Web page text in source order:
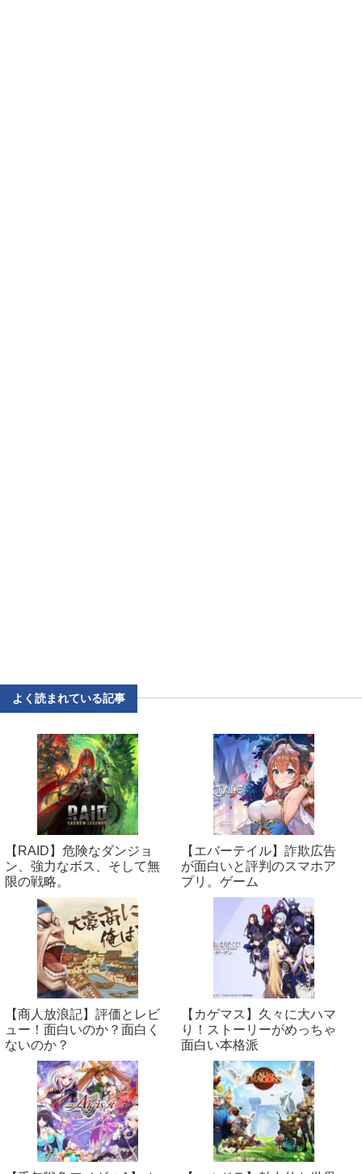
よく読まれている記事
【RAID】危険なダンジョ
ン、強力なボス、そして無
限の戦略。
【エバーテイル】詐欺広告
が面白いと評判のスマホア
プリ。ゲーム
【商人放浪‪記】評価とレビ
ュー！面白いのか？面白く
ないのか？
【カゲマス】久々に大ハマ
り！ストーリーがめっちゃ
面白い本格派